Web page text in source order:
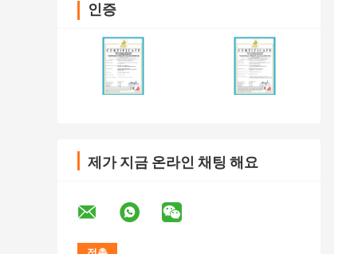
인증
제가 지금 온라인 채팅 해요